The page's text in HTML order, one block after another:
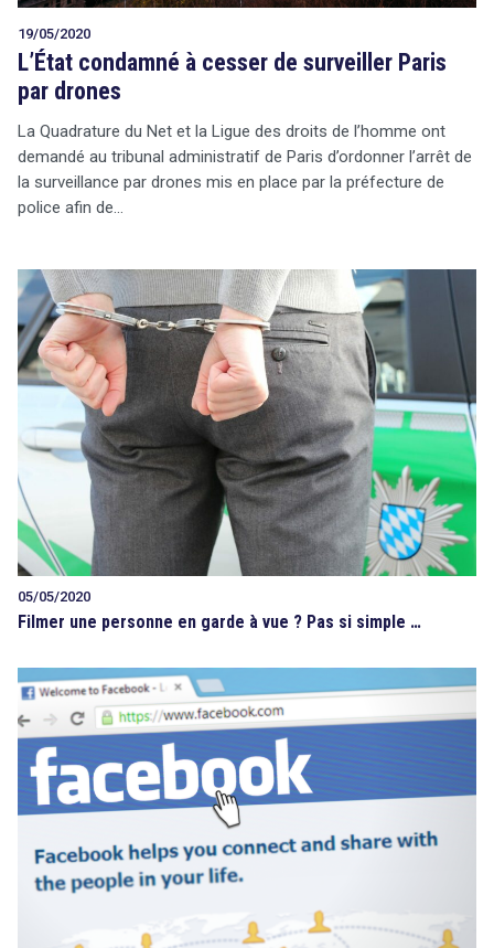
05/05/2020
Filmer une personne en garde à vue ? Pas si simple …
19/05/2020
L’État condamné à cesser de surveiller Paris
par drones
La Quadrature du Net et la Ligue des droits de l’homme ont
demandé au tribunal administratif de Paris d’ordonner l’arrêt de
la surveillance par drones mis en place par la préfecture de
police afin de…